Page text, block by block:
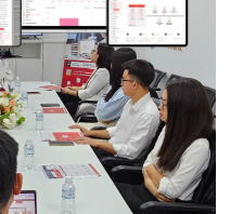
chi phí quản trị phân phối